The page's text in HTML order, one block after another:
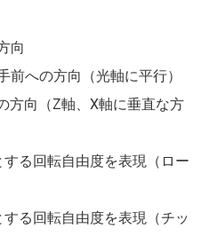
向
前への方向（光軸に平行）
方向（Z軸、X軸に垂直な方
る回転自由度を表現（ロー
る回転自由度を表現（チッ